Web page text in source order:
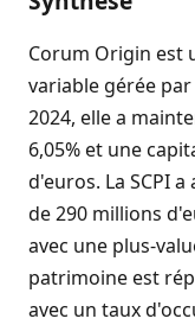
Corum Origin est
variable gérée
2024, elle a
6,05% et une
d'euros. La SCPI
de 290 millions
avec une plus-
patrimoine est
avec un taux